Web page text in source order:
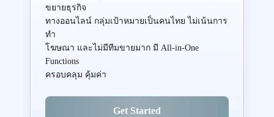
ขยายธุรกิจ
ทางออนไลน์ กลุ่มเป้าหมายเป็นคนไทย ไม่เน้นการ
ทำ
โฆษณา และไม่มีทีมขายมาก มี All-in-One
Functions
ครอบคลุม คุ้มค่า
Get Started